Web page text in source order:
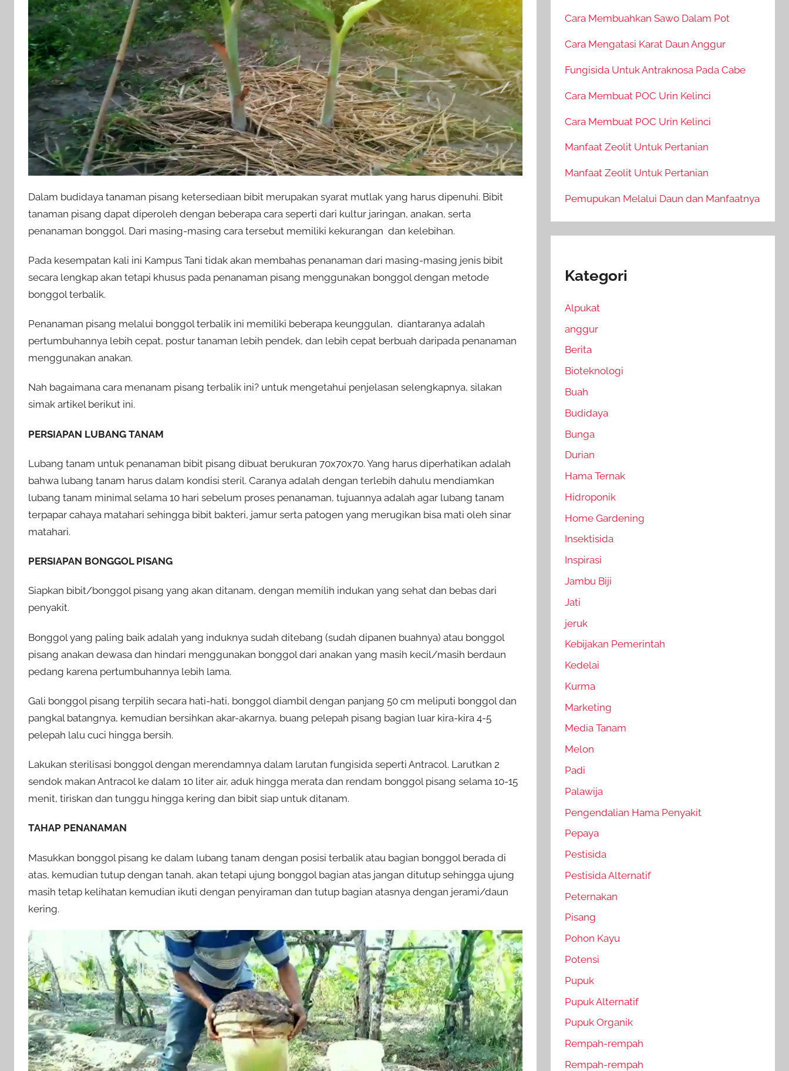
Dalam budidaya tanaman pisang ketersediaan bibit merupakan syarat mutlak yang harus dipenuhi. Bibit
tanaman pisang dapat diperoleh dengan beberapa cara seperti dari kultur jaringan, anakan, serta
penanaman bonggol. Dari masing-masing cara tersebut memiliki kekurangan dan kelebihan.
Pada kesempatan kali ini Kampus Tani tidak akan membahas penanaman dari masing-masing jenis bibit
secara lengkap akan tetapi khusus pada penanaman pisang menggunakan bonggol dengan metode
bonggol terbalik.
Penanaman pisang melalui bonggol terbalik ini memiliki beberapa keunggulan, diantaranya adalah
pertumbuhannya lebih cepat, postur tanaman lebih pendek, dan lebih cepat berbuah daripada penanaman
menggunakan anakan.
Nah bagaimana cara menanam pisang terbalik ini? untuk mengetahui penjelasan selengkapnya, silakan
simak artikel berikut ini.
PERSIAPAN LUBANG TANAM
Lubang tanam untuk penanaman bibit pisang dibuat berukuran 70x70x70. Yang harus diperhatikan adalah
bahwa lubang tanam harus dalam kondisi steril. Caranya adalah dengan terlebih dahulu mendiamkan
lubang tanam minimal selama 10 hari sebelum proses penanaman, tujuannya adalah agar lubang tanam
terpapar cahaya matahari sehingga bibit bakteri, jamur serta patogen yang merugikan bisa mati oleh sinar
matahari.
PERSIAPAN BONGGOL PISANG
Siapkan bibit/bonggol pisang yang akan ditanam, dengan memilih indukan yang sehat dan bebas dari
penyakit.
Bonggol yang paling baik adalah yang induknya sudah ditebang (sudah dipanen buahnya) atau bonggol
pisang anakan dewasa dan hindari menggunakan bonggol dari anakan yang masih kecil/masih berdaun
pedang karena pertumbuhannya lebih lama.
Gali bonggol pisang terpilih secara hati-hati, bonggol diambil dengan panjang 50 cm meliputi bonggol dan
pangkal batangnya, kemudian bersihkan akar-akarnya, buang pelepah pisang bagian luar kira-kira 4-5
pelepah lalu cuci hingga bersih.
Lakukan sterilisasi bonggol dengan merendamnya dalam larutan fungisida seperti Antracol. Larutkan 2
sendok makan Antracol ke dalam 10 liter air, aduk hingga merata dan rendam bonggol pisang selama 10-15
menit, tiriskan dan tunggu hingga kering dan bibit siap untuk ditanam.
TAHAP PENANAMAN
Masukkan bonggol pisang ke dalam lubang tanam dengan posisi terbalik atau bagian bonggol berada di
atas, kemudian tutup dengan tanah, akan tetapi ujung bonggol bagian atas jangan ditutup sehingga ujung
masih tetap kelihatan kemudian ikuti dengan penyiraman dan tutup bagian atasnya dengan jerami/daun
kering.
Cara Membuahkan Sawo Dalam Pot
Cara Mengatasi Karat Daun Anggur
Fungisida Untuk Antraknosa Pada Cabe
Cara Membuat POC Urin Kelinci
Cara Membuat POC Urin Kelinci
Manfaat Zeolit Untuk Pertanian
Manfaat Zeolit Untuk Pertanian
Pemupukan Melalui Daun dan Manfaatnya
Kategori
Alpukat
anggur
Berita
Bioteknologi
Buah
Budidaya
Bunga
Durian
Hama Ternak
Hidroponik
Home Gardening
Insektisida
Inspirasi
Jambu Biji
Jati
jeruk
Kebijakan Pemerintah
Kedelai
Kurma
Marketing
Media Tanam
Melon
Padi
Palawija
Pengendalian Hama Penyakit
Pepaya
Pestisida
Pestisida Alternatif
Peternakan
Pisang
Pohon Kayu
Potensi
Pupuk
Pupuk Alternatif
Pupuk Organik
Rempah-rempah
Rempah-rempah